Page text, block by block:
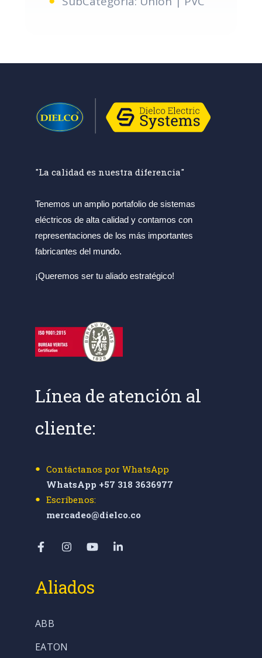
"La calidad es nuestra diferencia"
Tenemos un amplio portafolio de sistemas
eléctricos de alta calidad y contamos con
representaciones de los más importantes
fabricantes del mundo.
¡Queremos ser tu aliado estratégico!
Línea de atención al
cliente:
Contáctanos por WhatsApp
WhatsApp +57 318 3636977
Escríbenos:
mercadeo@dielco.co
Aliados
ABB
EATON